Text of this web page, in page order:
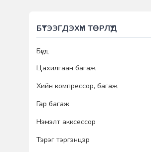
БҮТЭЭГДЭХҮҮН ТӨРЛҮҮД
Бүгд
Цахилгаан багаж
Хийн компрессор, багаж
Гар багаж
Нэмэлт акксессор
Тэрэг тэргэнцэр